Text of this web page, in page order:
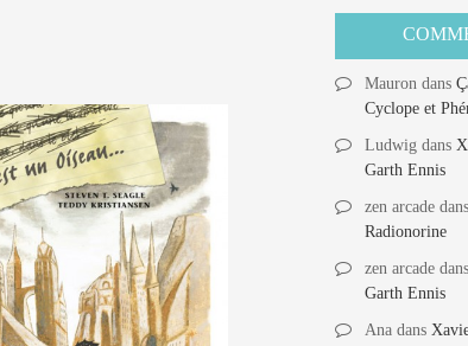
Mauron dans
Cyclope et
Ludwig dans
Garth Ennis
zen arcade
Radionorine
zen arcade
Garth Ennis
Ana dans